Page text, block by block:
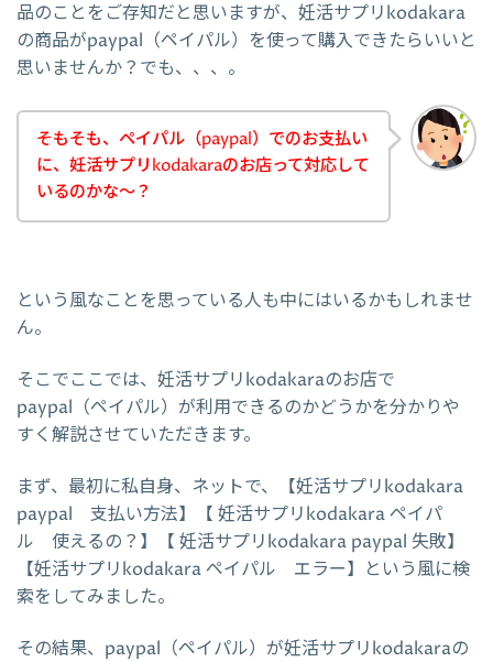
品のことをご存知だと思いますが、妊活サプリkodakara
の商品がpaypal（ペイパル）を使って購入できたらいいと
思いませんか？でも、、、。
そもそも、ペイパル（paypal）でのお支払い
に、妊活サプリkodakaraのお店って対応して
いるのかな～？
という風なことを思っている人も中にはいるかもしれませ
ん。
そこでここでは、妊活サプリkodakaraのお店で
paypal（ペイパル）が利用できるのかどうかを分かりや
すく解説させていただきます。
まず、最初に私自身、ネットで、【妊活サプリkodakara
paypal 支払い方法】【 妊活サプリkodakara ペイパ
ル 使えるの？】【 妊活サプリkodakara paypal 失敗】
【妊活サプリkodakara ペイパル エラー】という風に検
索をしてみました。
その結果、paypal（ペイパル）が妊活サプリkodakaraの